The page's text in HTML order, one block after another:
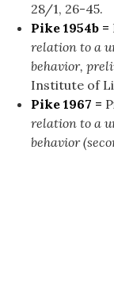
28/1, 26-45.
Pike 1954b =
relation to a
behavior,
Institute of
Pike 1967 =
relation to a
behavior